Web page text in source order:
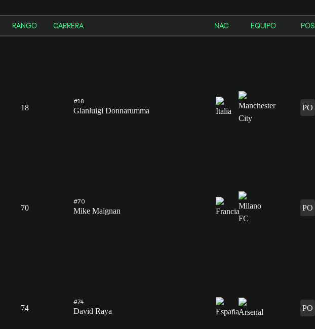
RANGO CARRERA NAC EQUIPO POS
18
#18
Gianluigi Donnarumma PO
70
#70
Mike Maignan PO
74
#74
David Raya PO